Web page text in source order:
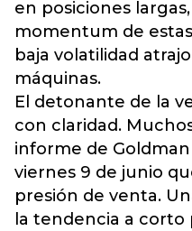
en posiciones
momentum de
baja volatilidad
máquinas.
El detonante de la
con claridad.
informe de
viernes 9 de junio
presión de venta.
la tendencia a corto